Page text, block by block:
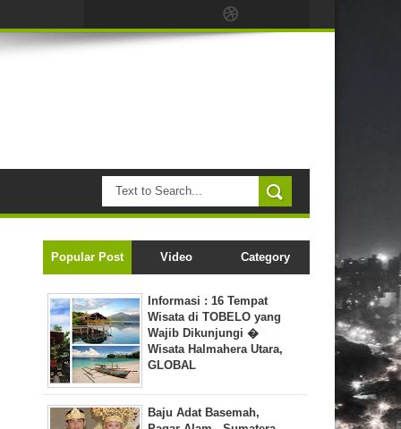
Popular Post Video Category
Informasi : 16 Tempat
Wisata di TOBELO yang
Wajib Dikunjungi �
Wisata Halmahera Utara,
GLOBAL
Baju Adat Basemah,